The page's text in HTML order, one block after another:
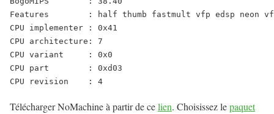
Features	: half thumb fastmult vfp edsp neon vfpv3 tls vfpv4 idiva idivt vfpd32 lpae evtstrm crc32
CPU implementer	: 0x41
CPU architecture: 7
CPU variant	: 0x0
CPU part	: 0xd03
Télécharger NoMachine à partir de celien. Choisissez lepaquet